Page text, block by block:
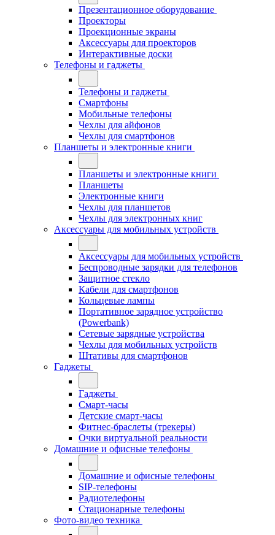
Презентационное оборудование
Проекторы
Проекционные экраны
Аксессуары для проекторов
Интерактивные доски
Телефоны и гаджеты
Телефоны и гаджеты
Смартфоны
Мобильные телефоны
Чехлы для айфонов
Чехлы для смартфонов
Планшеты и электронные книги
Планшеты и электронные книги
Планшеты
Электронные книги
Чехлы для планшетов
Чехлы для электронных книг
Аксессуары для мобильных устройств
Аксессуары для мобильных устройств
Беспроводные зарядки для телефонов
Защитное стекло
Кабели для смартфонов
Кольцевые лампы
Портативное зарядное устройство
(Powerbank)
Сетевые зарядные устройства
Чехлы для мобильных устройств
Штативы для смартфонов
Гаджеты
Гаджеты
Смарт-часы
Детские смарт-часы
Фитнес-браслеты (трекеры)
Очки виртуальной реальности
Домашние и офисные телефоны
Домашние и офисные телефоны
SIP-телефоны
Радиотелефоны
Стационарные телефоны
Фото-видео техника